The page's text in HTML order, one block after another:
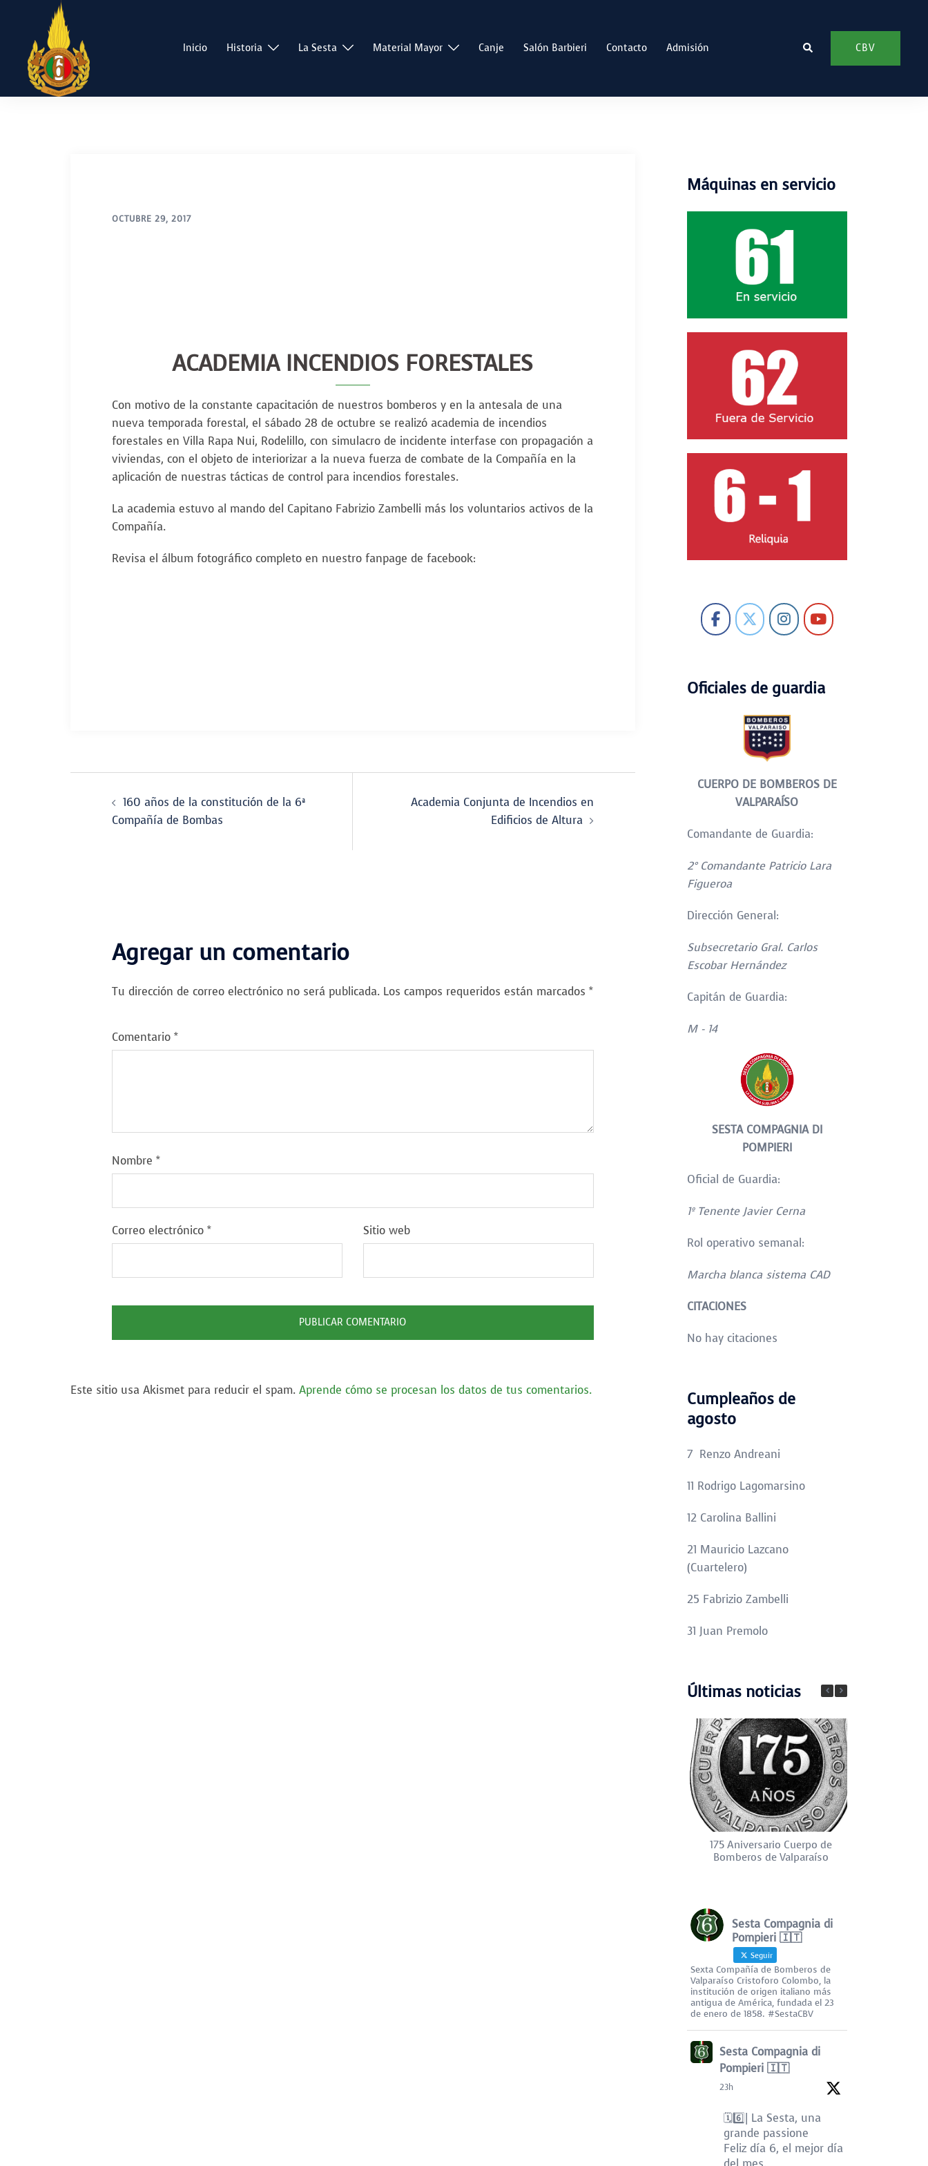
contenido
Inicio Historia La Sesta Material Mayor Canje Salón Barbieri Contacto Admisión Buscar CBV
OCTUBRE 29, 2017
ACADEMIA INCENDIOS FORESTALES
Con motivo de la constante capacitación de nuestros bomberos y en la antesala de una
nueva temporada forestal, el sábado 28 de octubre se realizó academia de incendios
forestales en Villa Rapa Nui, Rodelillo, con simulacro de incidente interfase con propagación a
viviendas, con el objeto de interiorizar a la nueva fuerza de combate de la Compañía en la
aplicación de nuestras tácticas de control para incendios forestales.
La academia estuvo al mando del Capitano Fabrizio Zambelli más los voluntarios activos de la
Compañía.
Revisa el álbum fotográfico completo en nuestro fanpage de facebook:
Navegador
160 años de la constitución de la 6ª
Compañía de Bombas
Academia Conjunta de Incendios en
Edificios de Altura
Agregar un comentario
Tu dirección de correo electrónico no será publicada. Los campos requeridos están marcados *
Comentario *
Nombre *
Correo electrónico * Sitio web
Este sitio usa Akismet para reducir el spam. Aprende cómo se procesan los datos de tus comentarios.
Máquinas en servicio
Oficiales de guardia
CUERPO DE BOMBEROS DE
VALPARAÍSO
Comandante de Guardia:
2° Comandante Patricio Lara
Figueroa
Dirección General:
Subsecretario Gral. Carlos
Escobar Hernández
Capitán de Guardia:
M - 14
SESTA COMPAGNIA DI
POMPIERI
Oficial de Guardia:
1º Tenente Javier Cerna
Rol operativo semanal:
Marcha blanca sistema CAD
CITACIONES
No hay citaciones
Cumpleaños de
agosto
7 Renzo Andreani
11 Rodrigo Lagomarsino
12 Carolina Ballini
21 Mauricio Lazcano
(Cuartelero)
25 Fabrizio Zambelli
31 Juan Premolo
Últimas noticias
175 Aniversario Cuerpo de
Bomberos de Valparaíso
Sesta Compagnia di
Pompieri 🇮🇹
Seguir
Sexta Compañía de Bomberos de
Valparaíso Cristoforo Colombo, la
institución de origen italiano más
antigua de América, fundada el 23
de enero de 1858. #SestaCBV
Sesta Compagnia di
Pompieri 🇮🇹
23h
🗓️6️⃣| La Sesta, una
grande passione
Feliz día 6, el mejor día